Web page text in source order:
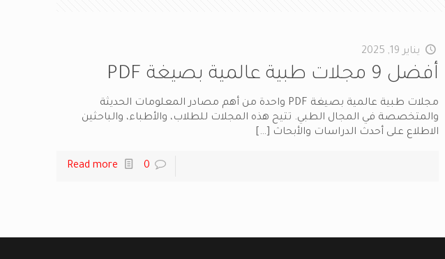
يناير 19, 2025
أفضل 9 مجلات طبية عالمية بصيغة PDF
مجلات طبية عالمية بصيغة PDF واحدة من أهم مصادر المعلومات الحديثة
والمتخصصة في المجال الطبي. تتيح هذه المجلات للطلاب، والأطباء، والباحثين
الاطلاع على أحدث الدراسات والأبحاث […]
0
Read more